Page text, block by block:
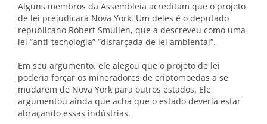
Alguns membros da Assembleia acreditam que o projeto
de lei prejudicará Nova York. Um deles é o deputado
republicano Robert Smullen, que a descreveu como uma
lei “anti-tecnologia” “disfarçada de lei ambiental”.
Em seu argumento, ele alegou que o projeto de lei
poderia forçar os mineradores de criptomoedas a se
mudarem de Nova York para outros estados. Ele
argumentou ainda que acha que o estado deveria estar
abraçando essas indústrias.